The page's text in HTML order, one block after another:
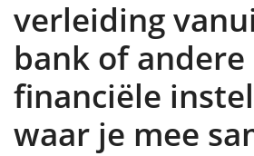
verleiding
bank of andere
financiële
waar je mee